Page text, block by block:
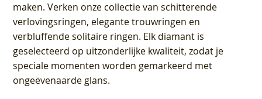
maken. Verken onze collectie van schitterende
verlovingsringen, elegante trouwringen en
verbluffende solitaire ringen. Elk diamant is
geselecteerd op uitzonderlijke kwaliteit, zodat je
speciale momenten worden gemarkeerd met
ongeëvenaarde glans.